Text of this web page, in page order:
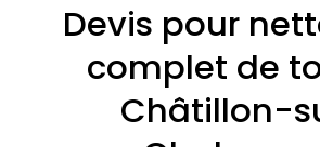
Devis pour
complet de
Châtillon-